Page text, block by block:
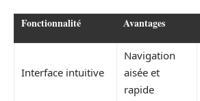
Fonctionnalité Avantages
Interface intuitive
Navigation
aisée et
rapide